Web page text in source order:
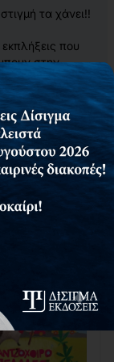
τα χάνει!!
που
στην
για λίγο…
χαρά!